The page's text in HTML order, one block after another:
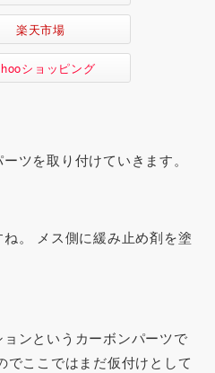
楽天市場
ショッピング
ツを取り付けていきます。
。 メス側に緩み止め剤を塗
ンというカーボンパーツで
でここではまだ仮付けとして